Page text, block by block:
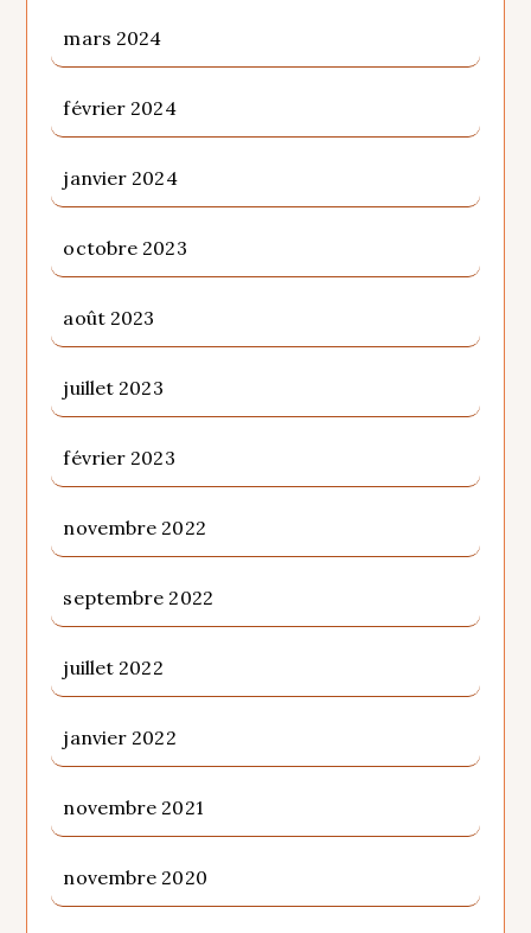
mars 2024
février 2024
janvier 2024
octobre 2023
août 2023
juillet 2023
février 2023
novembre 2022
septembre 2022
juillet 2022
janvier 2022
novembre 2021
novembre 2020